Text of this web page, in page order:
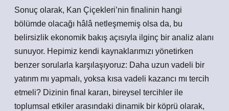
Sonuç olarak, Kan Çiçekleri’nin finalinin hangi
bölümde olacağı hâlâ netleşmemiş olsa da, bu
belirsizlik ekonomik bakış açısıyla ilginç bir analiz alanı
sunuyor. Hepimiz kendi kaynaklarımızı yönetirken
benzer sorularla karşılaşıyoruz: Daha uzun vadeli bir
yatırım mı yapmalı, yoksa kısa vadeli kazancı mı tercih
etmeli? Dizinin final kararı, bireysel tercihler ile
toplumsal etkiler arasındaki dinamik bir köprü olarak,